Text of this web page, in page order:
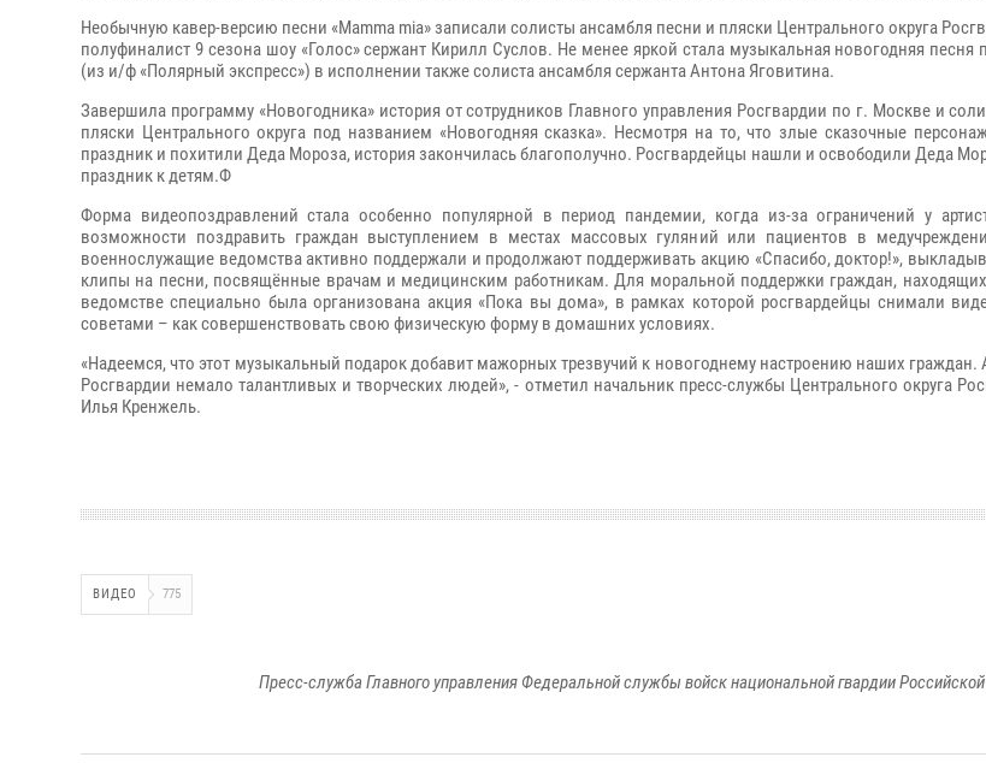
Необычную кавер-версию песни «Mamma mia» записали солисты ансамбля песни и пляски Центрального округа
полуфиналист 9 сезона шоу «Голос» сержант Кирилл Суслов. Не менее яркой стала музыкальная новогодняя песня
(из и/ф «Полярный экспресс») в исполнении также солиста ансамбля сержанта Антона Яговитина.
Завершила программу «Новогодника» история от сотрудников Главного управления Росгвардии по г. Москве и
пляски Центрального округа под названием «Новогодняя сказка». Несмотря на то, что злые сказочные
праздник и похитили Деда Мороза, история закончилась благополучно. Росгвардейцы нашли и освободили Деда
праздник к детям.Ф
Форма видеопоздравлений стала особенно популярной в период пандемии, когда из-за ограничений у
возможности поздравить граждан выступлением в местах массовых гуляний или пациентов в
военнослужащие ведомства активно поддержали и продолжают поддерживать акцию «Спасибо, доктор!»,
клипы на песни, посвящённые врачам и медицинским работникам. Для моральной поддержки граждан,
ведомстве специально была организована акция «Пока вы дома», в рамках которой росгвардейцы снимали
советами – как совершенствовать свою физическую форму в домашних условиях.
«Надеемся, что этот музыкальный подарок добавит мажорных трезвучий к новогоднему настроению наших граждан.
Росгвардии немало талантливых и творческих людей», - отметил начальник пресс-службы Центрального округа
Илья Кренжель.
ВИДЕО 775
Пресс-служба Главного управления Федеральной службы войск национальной гвардии